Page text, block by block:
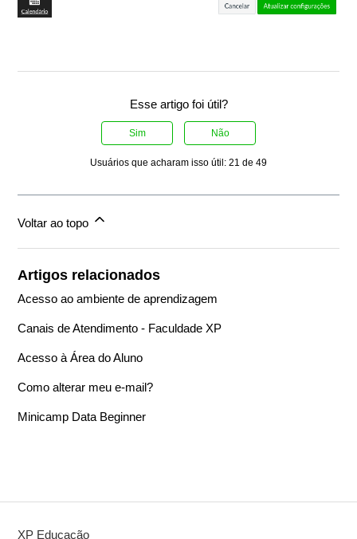
Esse artigo foi útil?
Sim Não
Usuários que acharam isso útil: 21 de 49
Voltar ao topo
Artigos relacionados
Acesso ao ambiente de aprendizagem
Canais de Atendimento - Faculdade XP
Acesso à Área do Aluno
Como alterar meu e-mail?
Minicamp Data Beginner
XP Educação